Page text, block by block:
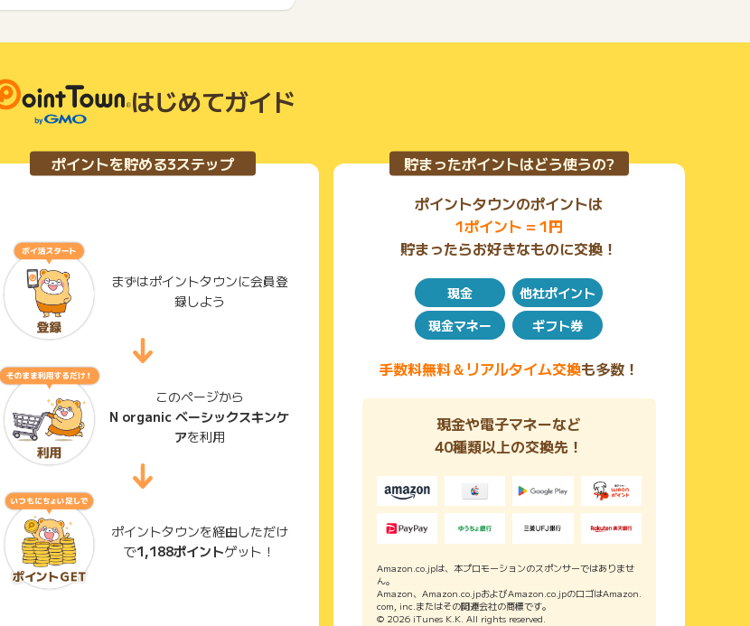
はじめてガイド
ポイントを貯める3ステップ
まずはポイントタウンに会員登
録しよう
このページから
N organic ベーシックスキンケ
アを利用
ポイントタウンを経由しただけ
で1,188ポイントゲット！
貯まったポイントはどう使うの?
ポイントタウンのポイントは
1ポイント = 1円
貯まったらお好きなものに交換！
現金
他社ポイント
現金マネー
ギフト券
手数料無料＆リアルタイム交換も多数！
現金や電子マネーなど
40種類以上の交換先！
Amazon.co.jpは、本プロモーションのスポンサーではありませ
ん。
Amazon、Amazon.co.jpおよびAmazon.co.jpのロゴはAmazon.
com, inc.またはその関連会社の商標です。
© 2026 iTunes K.K. All rights reserved.